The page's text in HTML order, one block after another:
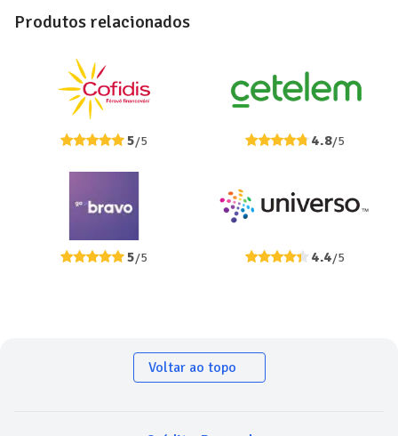
Produtos relacionados
5/5 4.8/5
5/5 4.4/5
Voltar ao topo